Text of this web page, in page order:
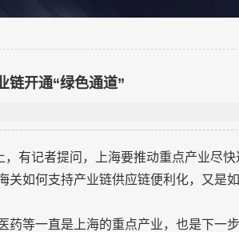
链开通“绿色通道”
有记者提问，上海要推动重点产业尽快
关如何支持产业链供应链便利化，又是
药等一直是上海的重点产业，也是下一